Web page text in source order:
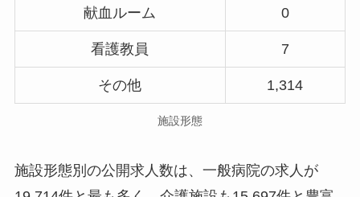
献血ルーム 0
看護教員 7
その他 1,314
施設形態
施設形態別の公開求人数は、一般病院の求人が